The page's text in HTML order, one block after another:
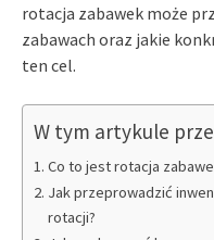
rotacja zabawek może
zabawach oraz jakie
ten cel.
W tym artykule
Co to jest rotacja
Jak przeprowadzić
rotacji?